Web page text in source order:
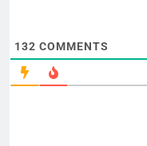
132 COMMENTS